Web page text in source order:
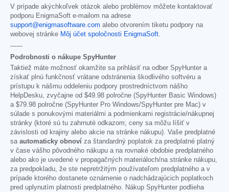
V prípade akýchkoľvek otázok alebo problémov môžete kontaktovať
podporu EnigmaSoft e-mailom na adrese
support@enigmasoftware.com alebo otvorením tiketu podpory na
webovej stránke Môj účet spoločnosti EnigmaSoft.
------
Podrobnosti o nákupe SpyHunter
Taktiež máte možnosť okamžite sa prihlásiť na odber SpyHunter a
získať plnú funkčnosť vrátane odstránenia škodlivého softvéru a
prístupu k nášmu oddeleniu podpory prostredníctvom nášho
HelpDesku, zvyčajne od $49.98 polročne (SpyHunter Basic Windows)
a $79.98 polročne (SpyHunter Pro Windows/SpyHunter pre Mac) v
súlade s ponukovými materiálmi a podmienkami registrácie/nákupnej
stránky (ktoré sú tu zahrnuté odkazom; ceny sa môžu líšiť v
závislosti od krajiny alebo akcie na stránke nákupu). Vaše predplatné
sa automaticky obnoví za štandardný poplatok za predplatné platný
v čase vášho pôvodného nákupu a na rovnaké obdobie predplatného
alebo ako je uvedené v propagačných materiáloch/na stránke nákupu,
za predpokladu, že ste nepretržitým používateľom predplatného a v
prípade ktorého dostanete oznámenie o nadchádzajúcich poplatkoch
pred uplynutím platnosti predplatného. Nákup SpyHunter podlieha